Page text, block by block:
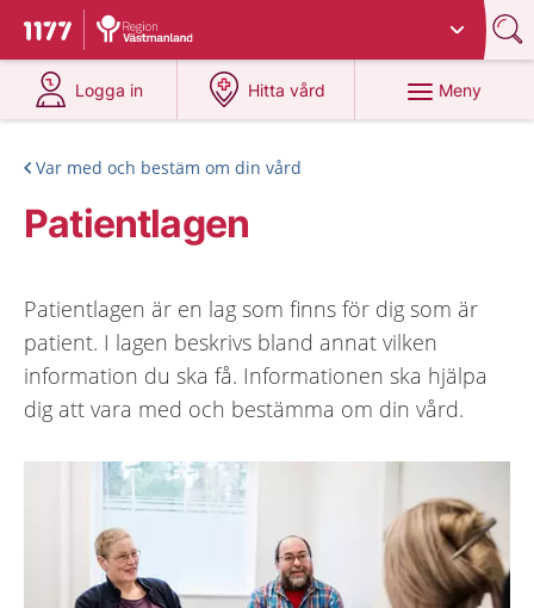
Till startsidan för 1177
Du har valt region
Logga in
på 1177.se
Hitta vård
på 1177.se
Meny
Var med och bestäm om din vård
Patientlagen
Patientlagen är en lag som finns för dig som är
patient. I lagen beskrivs bland annat vilken
information du ska få. Informationen ska hjälpa
dig att vara med och bestämma om din vård.